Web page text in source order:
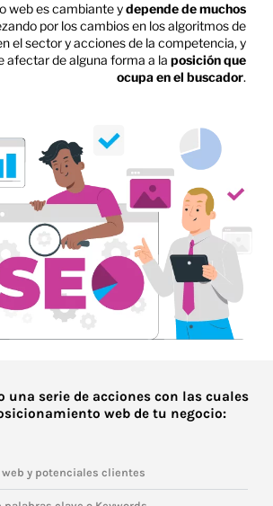
web es cambiante ydepende de muchos
por los cambios en los algoritmos de
el sector y acciones de la competencia, y
afectar de alguna forma a laposición que
ocupa en el buscador.
una serie de acciones con las cuales
web de tu negocio:
web y potenciales clientes